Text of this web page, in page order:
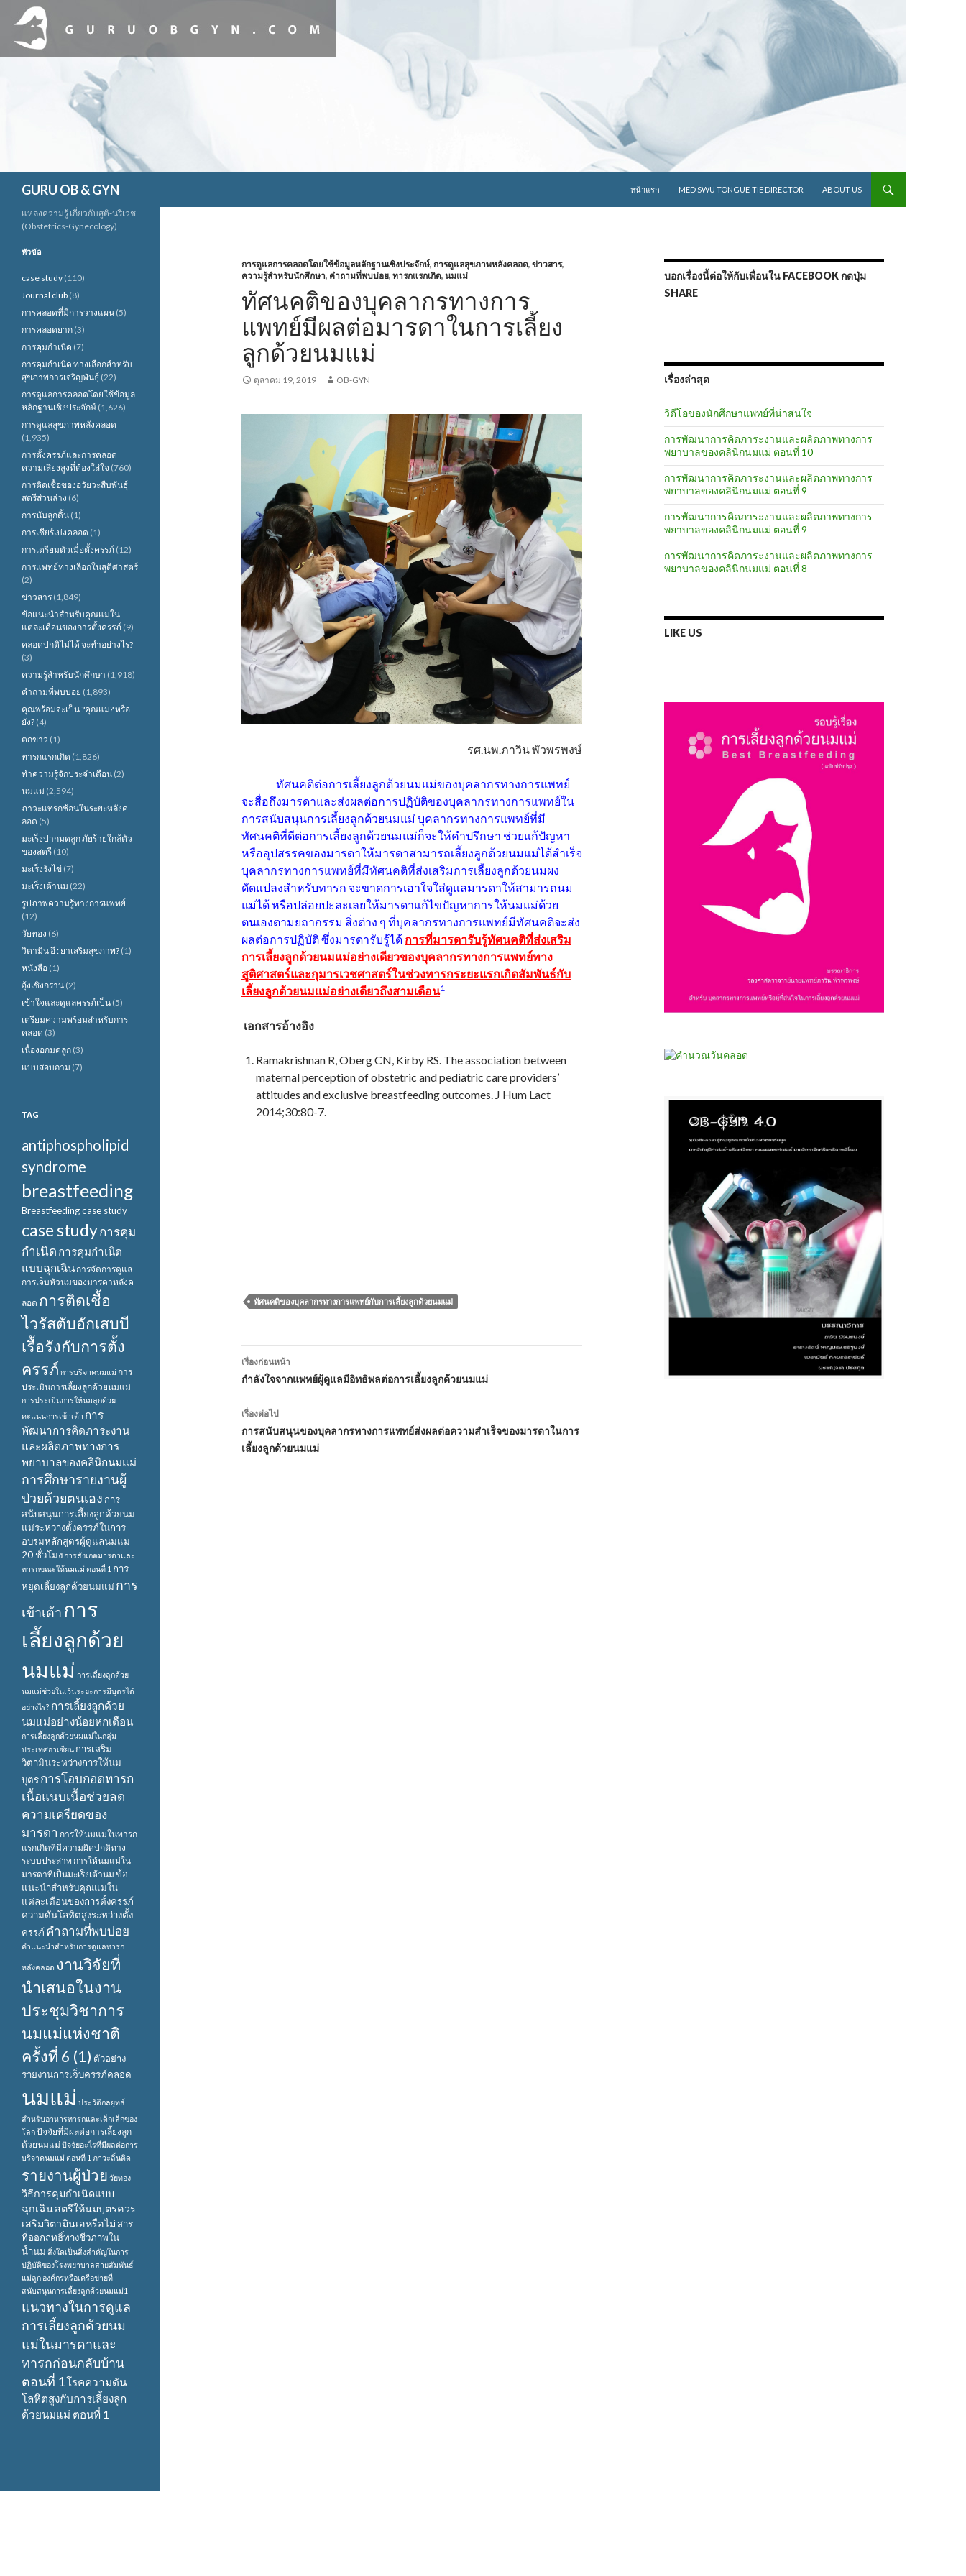
GURU OB & GYN
หน้าแรก
MED SWU TONGUE-TIE DIRECTOR ABOUT US
การดูแลการคลอดโดยใช้ข้อมูลหลักฐานเชิงประจักษ์, การดูแลสุขภาพหลังคลอด, ข่าวสาร,
ความรู้สำหรับนักศึกษา, คำถามที่พบบ่อย, ทารกแรกเกิด, นมแม่
ทัศนคติของบุคลากรทางการ
แพทย์มีผลต่อมารดาในการเลี้ยง
ลูกด้วยนมแม่
ตุลาคม 19, 2019 OB-GYN
รศ.นพ.ภาวิน พัวพรพงษ์
ทัศนคติต่อการเลี้ยงลูกด้วยนมแม่ของบุคลากรทางการแพทย์
จะสื่อถึงมารดาและส่งผลต่อการปฏิบัติของบุคลากรทางการแพทย์ใน
การสนับสนุนการเลี้ยงลูกด้วยนมแม่ บุคลากรทางการแพทย์ที่มี
ทัศนคติที่ดีต่อการเลี้ยงลูกด้วยนมแม่ก็จะให้คำปรึกษา ช่วยแก้ปัญหา
หรืออุปสรรคของมารดาให้มารดาสามารถเลี้ยงลูกด้วยนมแม่ได้สำเร็จ
บุคลากรทางการแพทย์ที่มีทัศนคติที่ส่งเสริมการเลี้ยงลูกด้วยนมผง
ดัดแปลงสำหรับทารก จะขาดการเอาใจใส่ดูแลมารดาให้สามารถนม
แม่ได้ หรือปล่อยปะละเลยให้มารดาแก้ไขปัญหาการให้นมแม่ด้วย
ตนเองตามยถากรรม สิ่งต่าง ๆ ที่บุคลากรทางการแพทย์มีทัศนคติจะส่ง
ผลต่อการปฏิบัติ ซึ่งมารดารับรู้ได้ การที่มารดารับรู้ทัศนคติที่ส่งเสริม
การเลี้ยงลูกด้วยนมแม่อย่างเดียวของบุคลากรทางการแพทย์ทาง
สูติศาสตร์และกุมารเวชศาสตร์ในช่วงทารกระยะแรกเกิดสัมพันธ์กับ
เลี้ยงลูกด้วยนมแม่อย่างเดียวถึงสามเดือน1
เอกสารอ้างอิง
Ramakrishnan R, Oberg CN, Kirby RS. The association between
maternal perception of obstetric and pediatric care providers’
attitudes and exclusive breastfeeding outcomes. J Hum Lact
2014;30:80-7.
ทัศนคติของบุคลากรทางการแพทย์กับการเลี้ยงลูกด้วยนมแม่
เมนู
นำทาง
เรื่อง
เรื่องก่อนหน้า
กำลังใจจากแพทย์ผู้ดูแลมีอิทธิพลต่อการเลี้ยงลูกด้วยนมแม่
เรื่องต่อไป
การสนับสนุนของบุคลากรทางการแพทย์ส่งผลต่อความสำเร็จของมารดาในการ
เลี้ยงลูกด้วยนมแม่
บอกเรื่องนี้ต่อให้กับเพื่อนใน FACEBOOK กดปุ่ม
SHARE
เรื่องล่าสุด
วิดีโอของนักศึกษาแพทย์ที่น่าสนใจ
การพัฒนาการคิดภาระงานและผลิตภาพทางการ
พยาบาลของคลินิกนมแม่ ตอนที่ 10
การพัฒนาการคิดภาระงานและผลิตภาพทางการ
พยาบาลของคลินิกนมแม่ ตอนที่ 9
การพัฒนาการคิดภาระงานและผลิตภาพทางการ
พยาบาลของคลินิกนมแม่ ตอนที่ 9
การพัฒนาการคิดภาระงานและผลิตภาพทางการ
พยาบาลของคลินิกนมแม่ ตอนที่ 8
LIKE US
แหล่งความรู้ เกี่ยวกับสูติ-นรีเวช
(Obstetrics-Gynecology)
หัวข้อ
case study (110)
Journal club (8)
การคลอดที่มีการวางแผน (5)
การคลอดยาก (3)
การคุมกำเนิด (7)
การคุมกำเนิด ทางเลือกสำหรับ
สุขภาพการเจริญพันธุ์ (22)
การดูแลการคลอดโดยใช้ข้อมูล
หลักฐานเชิงประจักษ์ (1,626)
การดูแลสุขภาพหลังคลอด
(1,935)
การตั้งครรภ์และการคลอด
ความเสี่ยงสูงที่ต้องใส่ใจ (760)
การติดเชื้อของอวัยวะสืบพันธุ์
สตรีส่วนล่าง (6)
การนับลูกดิ้น (1)
การเชียร์เบ่งคลอด (1)
การเตรียมตัวเมื่อตั้งครรภ์ (12)
การแพทย์ทางเลือกในสูติศาสตร์
(2)
ข่าวสาร (1,849)
ข้อแนะนำสำหรับคุณแม่ใน
แต่ละเดือนของการตั้งครรภ์ (9)
คลอดปกติไม่ได้ จะทำอย่างไร?
(3)
ความรู้สำหรับนักศึกษา (1,918)
คำถามที่พบบ่อย (1,893)
คุณพร้อมจะเป็น ?คุณแม่? หรือ
ยัง? (4)
ตกขาว (1)
ทารกแรกเกิด (1,826)
ทำความรู้จักประจำเดือน (2)
นมแม่ (2,594)
ภาวะแทรกซ้อนในระยะหลังค
ลอด (5)
มะเร็งปากมดลูก ภัยร้ายใกล้ตัว
ของสตรี (10)
มะเร็งรังไข่ (7)
มะเร็งเต้านม (22)
รูปภาพความรู้ทางการแพทย์
(12)
วัยทอง (6)
วิตามิน อี : ยาเสริมสุขภาพ? (1)
หนังสือ (1)
อุ้งเชิงกราน (2)
เข้าใจและดูแลครรภ์เป็น (5)
เตรียมความพร้อมสำหรับการ
คลอด (3)
เนื้องอกมดลูก (3)
แบบสอบถาม (7)
TAG
antiphospholipid
syndrome
breastfeeding
Breastfeeding case study
case studyการคุม
กำเนิด การคุมกำเนิด
แบบฉุกเฉิน การจัดการดูแล
การเจ็บหัวนมของมารดาหลังค
ลอด การติดเชื้อ
ไวรัสตับอักเสบบี
เรื้อรังกับการตั้ง
ครรภ์ การบริจาคนมแม่ การ
ประเมินการเลี้ยงลูกด้วยนมแม่
การประเมินการให้นมลูกด้วย
คะแนนการเข้าเต้า การ
พัฒนาการคิดภาระงาน
และผลิตภาพทางการ
พยาบาลของคลินิกนมแม่
การศึกษารายงานผู้
ป่วยด้วยตนเอง การ
สนับสนุนการเลี้ยงลูกด้วยนม
แม่ระหว่างตั้งครรภ์ในการ
อบรมหลักสูตรผู้ดูแลนมแม่
20 ชั่วโมงการสังเกตมารดาและ
ทารกขณะให้นมแม่ ตอนที่ 1 การ
หยุดเลี้ยงลูกด้วยนมแม่ การ
เข้าเต้าการ
เลี้ยงลูกด้วย
นมแม่ การเลี้ยงลูกด้วย
นมแม่ช่วยในเว้นระยะการมีบุตรได้
อย่างไร? การเลี้ยงลูกด้วย
นมแม่อย่างน้อยหกเดือน
การเลี้ยงลูกด้วยนมแม่ในกลุ่ม
ประเทศอาเซียน การเสริม
วิตามินระหว่างการให้นม
บุตรการโอบกอดทารก
เนื้อแนบเนื้อช่วยลด
ความเครียดของ
มารดา การให้นมแม่ในทารก
แรกเกิดที่มีความผิดปกติทาง
ระบบประสาท การให้นมแม่ใน
มารดาที่เป็นมะเร็งเต้านม ข้อ
แนะนำสำหรับคุณแม่ใน
แต่ละเดือนของการตั้งครรภ์
ความดันโลหิตสูงระหว่างตั้ง
ครรภ์ คำถามที่พบบ่อย
คำแนะนำสำหรับการดูแลทารก
หลังคลอด งานวิจัยที่
นำเสนอในงาน
ประชุมวิชาการ
นมแม่แห่งชาติ
ครั้งที่ 6 (1) ตัวอย่าง
รายงานการเจ็บครรภ์คลอด
นมแม่ ประวัติกลยุทธ์
สำหรับอาหารทารกและเด็กเล็กของ
โลกปัจจัยที่มีผลต่อการเลี้ยงลูก
ด้วยนมแม่ ปัจจัยอะไรที่มีผลต่อการ
บริจาคนมแม่ ตอนที่ 1 ภาวะลิ้นติด
รายงานผู้ป่วย วัยทอง
วิธีการคุมกำเนิดแบบ
ฉุกเฉินสตรีให้นมบุตรควร
เสริมวิตามินเอหรือไม่ สาร
ที่ออกฤทธิ์ทางชีวภาพใน
น้ำนม สิ่งใดเป็นสิ่งสำคัญในการ
ปฏิบัติของโรงพยาบาลสายสัมพันธ์
แม่ลูก องค์กรหรือเครือข่ายที่
สนับสนุนการเลี้ยงลูกด้วยนมแม่1
แนวทางในการดูแล
การเลี้ยงลูกด้วยนม
แม่ในมารดาและ
ทารกก่อนกลับบ้าน
ตอนที่ 1โรคความดัน
โลหิตสูงกับการเลี้ยงลูก
ด้วยนมแม่ ตอนที่ 1